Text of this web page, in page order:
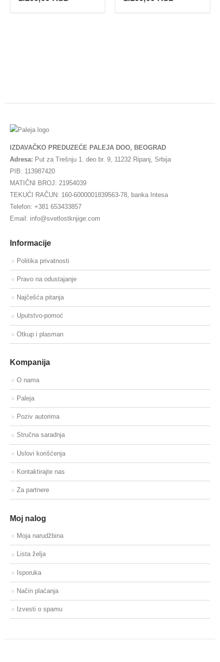
IZDAVAČKO PREDUZEĆE PALEJA DOO, BEOGRAD
Adresa: Put za Trešnju 1. deo br. 9, 11232 Ripanj, Srbija
PIB: 113987420
MATIČNI BROJ: 21954039
TEKUĆI RAČUN: 160-6000001839563-78, banka Intesa
Telefon: +381 653433857
Email: info@svetlostknjige.com
Informacije
Politika privatnosti
Pravo na odustajanje
Najčešća pitanja
Uputstvo-pomoć
Otkup i plasman
Kompanija
O nama
Paleja
Poziv autorima
Stručna saradnja
Uslovi korišćenja
Kontaktirajte nas
Za partnere
Moj nalog
Moja narudžbina
Lista želja
Isporuka
Način plaćanja
Izvesti o spamu